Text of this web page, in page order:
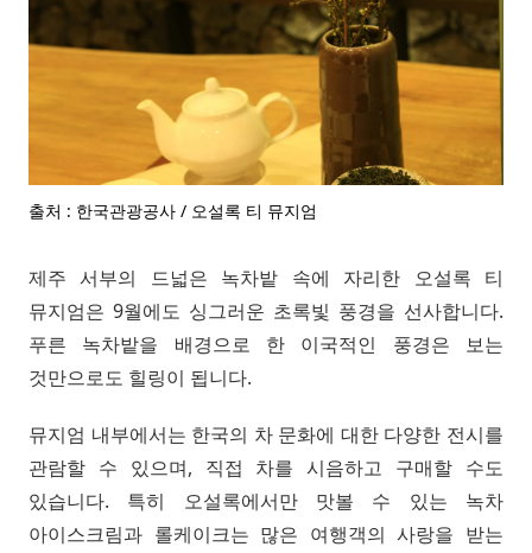
출처 : 한국관광공사 / 오설록 티 뮤지엄
제주 서부의 드넓은 녹차밭 속에 자리한 오설록 티
뮤지엄은 9월에도 싱그러운 초록빛 풍경을 선사합니다.
푸른 녹차밭을 배경으로 한 이국적인 풍경은 보는
것만으로도 힐링이 됩니다.
뮤지엄 내부에서는 한국의 차 문화에 대한 다양한 전시를
관람할 수 있으며, 직접 차를 시음하고 구매할 수도
있습니다. 특히 오설록에서만 맛볼 수 있는 녹차
아이스크림과 롤케이크는 많은 여행객의 사랑을 받는